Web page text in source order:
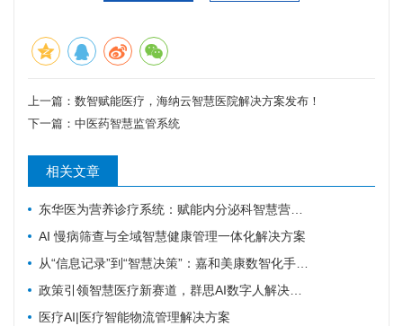
上一篇： 数智赋能医疗，海纳云智慧医院解决方案发布！
下一篇： 中医药智慧监管系统
相关文章
东华医为营养诊疗系统：赋能内分泌科智慧营养管理
AI 慢病筛查与全域智慧健康管理一体化解决方案
从“信息记录”到“智慧决策”：嘉和美康数智化手术麻醉管理系统焕新升级
政策引领智慧医疗新赛道，群思AI数字人解决方案升级，便民就医链路！
医疗AI|医疗智能物流管理解决方案